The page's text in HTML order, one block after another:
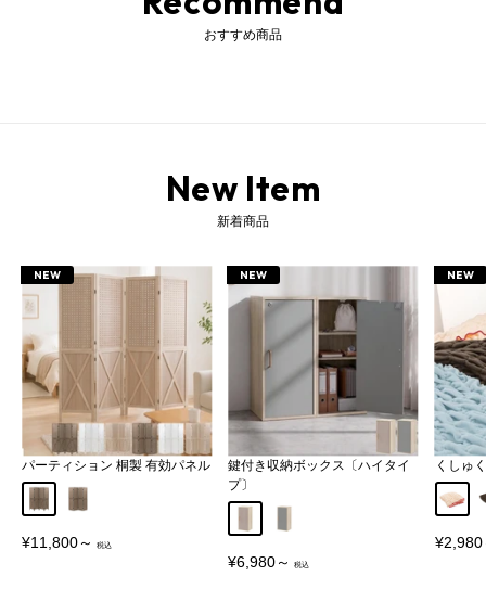
おすすめ商品
New Item
新着商品
NEW
パーティション 桐製 有効パネル
AタイプBタイプ
販
¥11,800～
NEW
鍵付き収納ボックス〔ハイタイ
プ〕
販
¥6,980～
NEW
くしゅ
アイ
販
¥2,980